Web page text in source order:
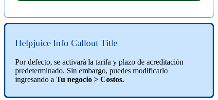
Helpjuice Info Callout Title
Por defecto, se activará la tarifa y plazo de acreditación
predeterminado. Sin embargo, puedes modificarlo
ingresando a Tu negocio > Costos.